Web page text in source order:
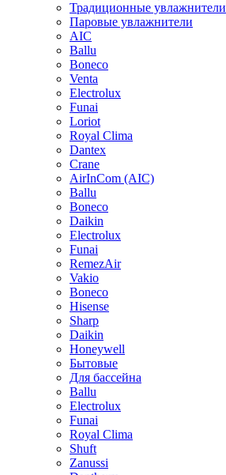
Традиционные увлажнители
Паровые увлажнители
AIC
Ballu
Boneco
Venta
Electrolux
Funai
Loriot
Royal Clima
Dantex
Crane
AirInCom (AIC)
Ballu
Boneco
Daikin
Electrolux
Funai
RemezAir
Vakio
Boneco
Hisense
Sharp
Daikin
Honeywell
Бытовые
Для бассейна
Ballu
Electrolux
Funai
Royal Clima
Shuft
Zanussi